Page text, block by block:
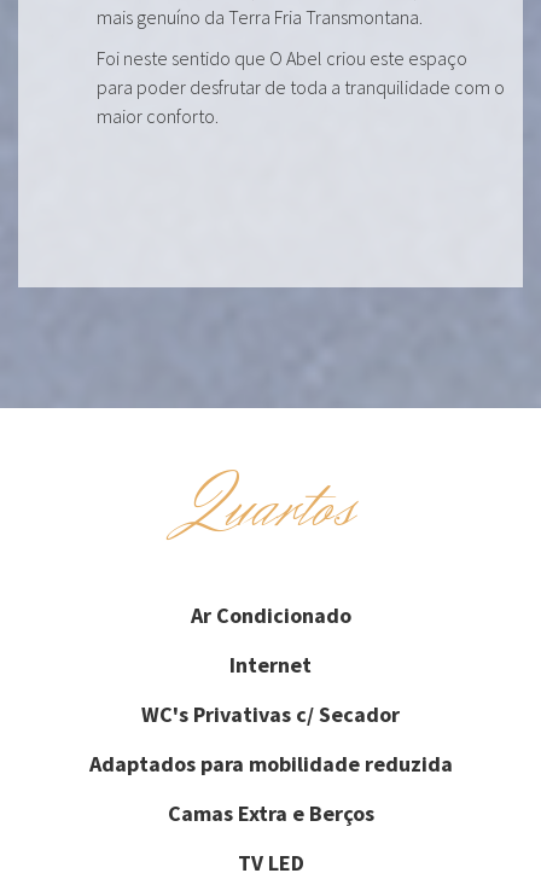
mais genuíno da Terra Fria Transmontana.
Foi neste sentido que O Abel criou este espaço
para poder desfrutar de toda a tranquilidade com o
maior conforto.
Quartos
Ar Condicionado
Internet
WC's Privativas c/ Secador
Adaptados para mobilidade reduzida
Camas Extra e Berços
TV LED